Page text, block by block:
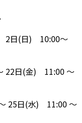
日(日) 10:00～
日(金) 11:00 ～
25日(水) 11:00 ～